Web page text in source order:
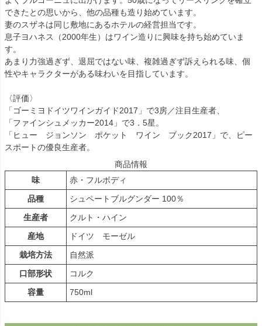
できたとの思いから、他の品種も造り始めています。
妻のスザネは同じ敷地にあるホテルの経営担当です。
息子ヨハネス（2000年生）はワイン造りに興味を持ち始めていま
す。
あまり力強過ぎず、退屈ではない味、複雑過ぎず訴えられる味、個
性やキャラクターがある味わいを目指しています。
〈評価〉
「ゴーミヨドイツワインガイド2017」で3房／注目生産者、
「ファインシュメッカー2014」で3．5星。
「ヒュー ジョンソン ポケット ワイン ブック2017」で、ピー
スポートの優良生産者。
商品情報
味
赤・フルボディ
品種
シュペートブルグンダー 100％
生産者
クルト・ハイン
産地
ドイツ モーゼル
栽培方法
自然派
口部形状
コルク
容量
750ml